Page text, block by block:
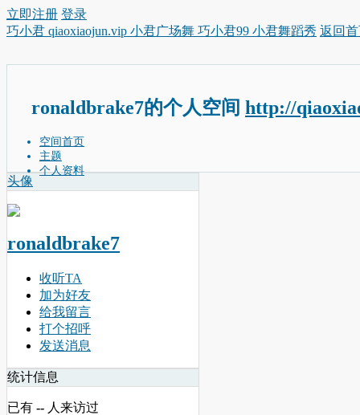
立即注册 登录
巧小君 qiaoxiaojun.vip 小君广场舞 巧小君99 小君舞蹈秀 返回
ronaldbrake7的个人空间 http://
空间首页
主题
个人资料
头像
ronaldbrake7
收听TA
加为好友
给我留言
打个招呼
发送消息
统计信息
已有 -- 人来访过